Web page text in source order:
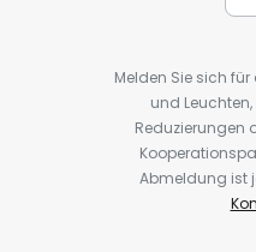
Melden Sie sich
und
Reduzierungen
Abmeldung ist